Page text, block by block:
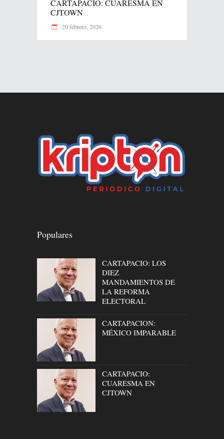
CARTAPACIO: CUARESMA EN
CJTOWN
20 febrero, 2026
Populares
CARTAPACIO: LOS
DIEZ
MANDAMIENTOS DE
LA REFORMA
ELECTORAL
CARTAPACION:
MÉXICO IMPARABLE
CARTAPACIO:
CUARESMA EN
CJTOWN